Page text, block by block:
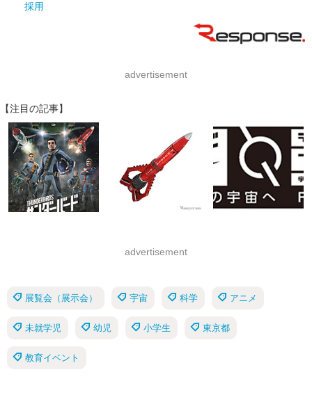
採用
advertisement
【注目の記事】
advertisement
展覧会（展示会） 宇宙 科学 アニメ
未就学児 幼児 小学生 東京都
教育イベント